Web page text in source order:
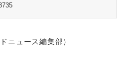
ニュース編集部）